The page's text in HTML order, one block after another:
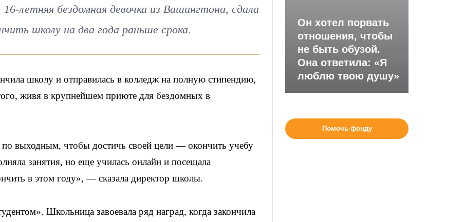
летняя бездомная девочка из Вашингтона, сдала
школу на два года раньше срока.
школу и отправилась в колледж на полную стипендию,
живя в крупнейшем приюте для бездомных в
по выходным, чтобы достичь своей цели — окончить учебу
занятия, но еще училась онлайн и посещала
в этом году», — сказала директор школы.
Школьница завоевала ряд наград, когда закончила
Он хотел порвать
отношения, чтобы
не быть обузой.
Она ответила: «Я
люблю твою душу»
Помочь фонду